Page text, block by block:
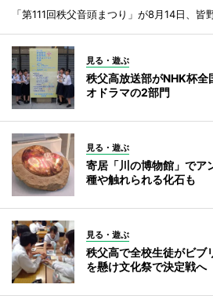
「第111回秩父音頭まつり」が8月14日、皆
見る・遊ぶ
秩父高放送部がNHK杯
オドラマの2部門
見る・遊ぶ
寄居「川の博物館」で
種や触れられる化石も
見る・遊ぶ
秩父高で全校生徒がビ
を懸け文化祭で決定戦へ